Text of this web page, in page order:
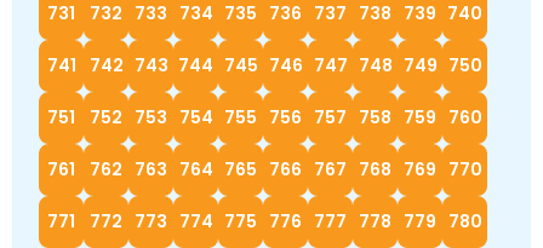
731 732 733 734 735 736 737 738 739 740
741 742 743 744 745 746 747 748 749 750
751 752 753 754 755 756 757 758 759 760
761 762 763 764 765 766 767 768 769 770
771 772 773 774 775 776 777 778 779 780